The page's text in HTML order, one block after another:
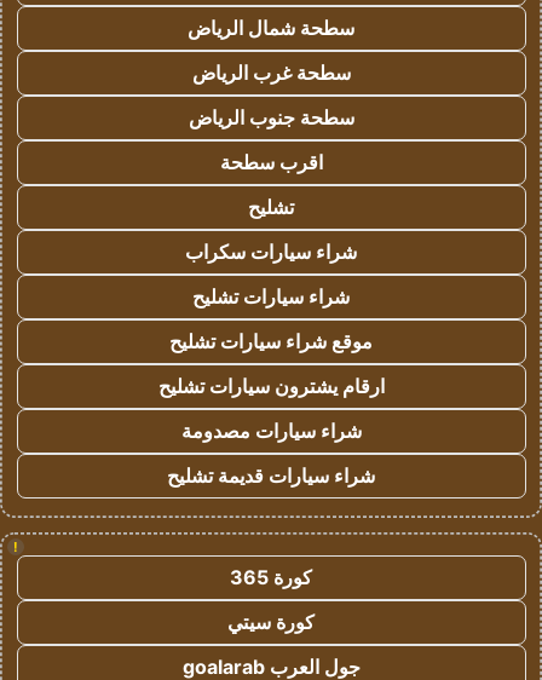
سطحة شمال الرياض
سطحة غرب الرياض
سطحة جنوب الرياض
اقرب سطحة
تشليح
شراء سيارات سكراب
شراء سيارات تشليح
موقع شراء سيارات تشليح
ارقام يشترون سيارات تشليح
شراء سيارات مصدومة
شراء سيارات قديمة تشليح
!
كورة 365
كورة سيتي
جول العرب goalarab